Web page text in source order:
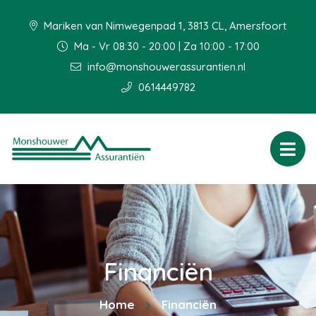
Mariken van Nimwegenpad 1, 3813 CL, Amersfoort
Ma - Vr 08:30 - 20:00 | Za 10:00 - 17:00
info@monshouwerassurantien.nl
0614449782
Financiën
Home Financiën